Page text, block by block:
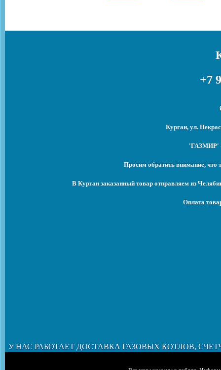
+7
Курган, ул.
'ГАЗМИР' -
Просим обратить внимание, что
В Курган заказанный товар отправляем из
Оплата
У НАС РАБОТАЕТ ДОСТАВКА ГАЗОВЫХ КОТЛОВ,